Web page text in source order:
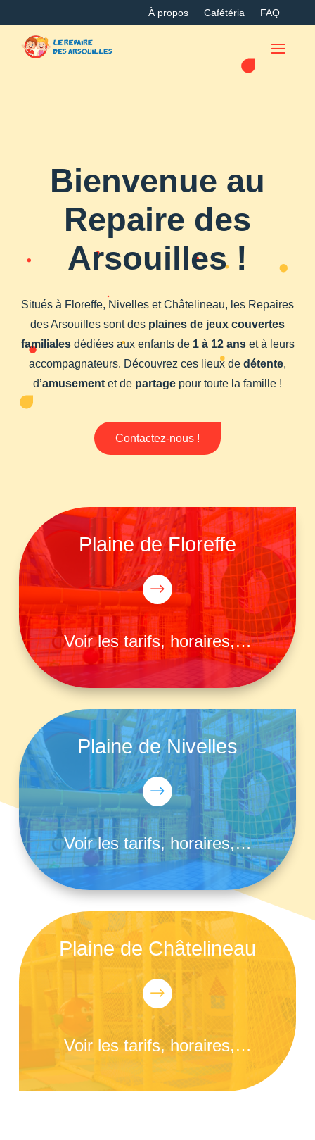
À propos Cafétéria FAQ
Bienvenue au
Repaire des
Arsouilles !
Situés à Floreffe, Nivelles et Châtelineau, les Repaires
des Arsouilles sont des plaines de jeux couvertes
familiales dédiées aux enfants de 1 à 12 anset à leurs
accompagnateurs. Découvrez ces lieux de détente,
d’amusement et de partage pour toute la famille !
Contactez-nous !
Plaine de Floreffe
$
Voir les tarifs, horaires,…
Plaine de Nivelles
$
Voir les tarifs, horaires,…
Plaine de Châtelineau
$
Voir les tarifs, horaires,…